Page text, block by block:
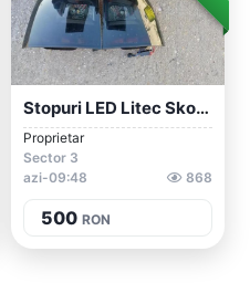
Stopuri LED Litec Skoda Octavia 2 Break/...
Proprietar
Sector 3
azi-09:48
868
500 RON